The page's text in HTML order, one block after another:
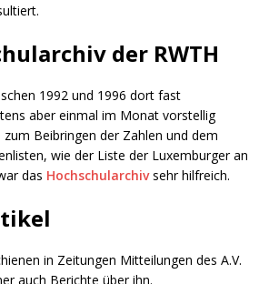
der RWTH
1992 und 1996 dort fast
aber einmal im Monat vorstellig
Beibringen der Zahlen und dem
wie der Liste der Luxemburger an
das Hochschularchivsehr hilfreich.
in Zeitungen Mitteilungen des A.V.
auch Berichte über ihn.